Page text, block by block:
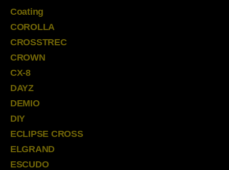
Coating
COROLLA
CROSSTREC
CROWN
CX-8
DAYZ
DEMIO
DIY
ECLIPSE CROSS
ELGRAND
ESCUDO